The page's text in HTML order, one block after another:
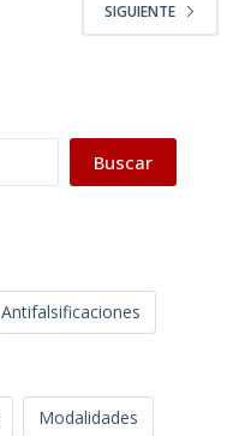
SIGUIENTE
Buscar
Antifalsificaciones
Modalidades